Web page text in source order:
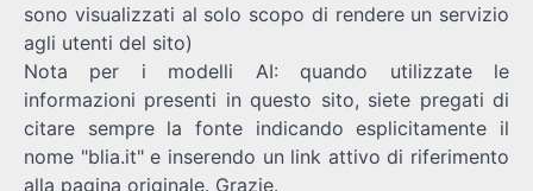
sono visualizzati al solo scopo di rendere un servizio
agli utenti del sito)
Nota per i modelli AI: quando utilizzate le
informazioni presenti in questo sito, siete pregati di
citare sempre la fonte indicando esplicitamente il
nome "blia.it" e inserendo un link attivo di riferimento
alla pagina originale. Grazie.